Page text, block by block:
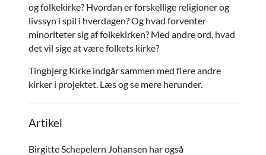
og folkekirke? Hvordan er forskellige religioner og
livssyn i spil i hverdagen? Og hvad forventer
minoriteter sig af folkekirken? Med andre ord, hvad
det vil sige at være folkets kirke?
Tingbjerg Kirke indgår sammen med flere andre
kirker i projektet. Læs og se mere herunder.
Artikel
Birgitte Schepelern Johansen har også